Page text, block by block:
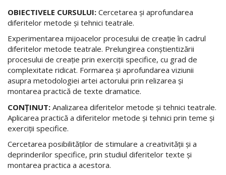
OBIECTIVELE CURSULUI: Cercetarea şi aprofundarea
diferitelor metode şi tehnici teatrale.
Experimentarea mijoacelor procesului de creaţie în cadrul
diferitelor metode teatrale. Prelungirea conştientizării
procesului de creaţie prin exerciţii specifice, cu grad de
complexitate ridicat. Formarea şi aprofundarea viziunii
asupra metodologiei artei actorului prin relizarea şi
montarea practică de texte dramatice.
CONŢINUT: Analizarea diferitelor metode şi tehnici teatrale.
Aplicarea practică a diferitelor metode şi tehnici prin teme şi
exerciţii specifice.
Cercetarea posibilităţilor de stimulare a creativităţii şi a
deprinderilor specifice, prin studiul diferitelor texte şi
montarea practica a acestora.